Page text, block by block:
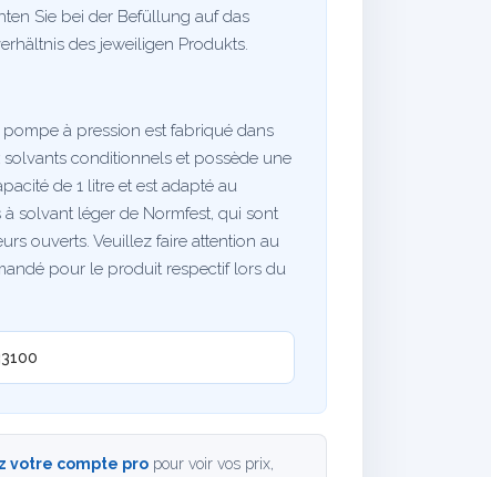
Sie bei der Befüllung auf das
des jeweiligen Produkts.
à pression est fabriqué dans
solvants conditionnels et possède une
de 1 litre et est adapté au
solvant léger de Normfest, qui sont
ouverts. Veuillez faire attention au
pour le produit respectif lors du
votre compte pro pour voir vos prix,